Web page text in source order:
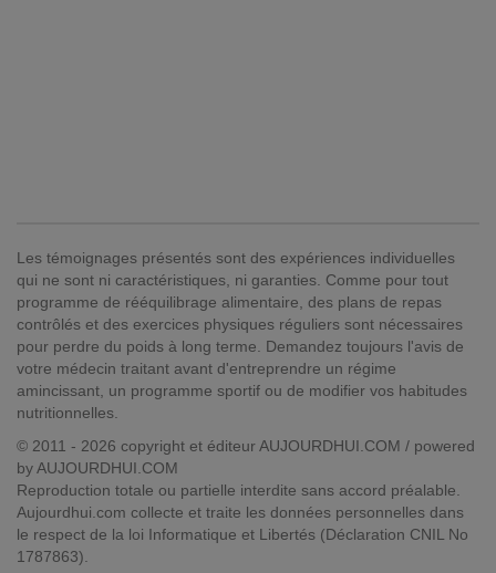
Les témoignages présentés sont des expériences individuelles
qui ne sont ni caractéristiques, ni garanties. Comme pour tout
programme de rééquilibrage alimentaire, des plans de repas
contrôlés et des exercices physiques réguliers sont nécessaires
pour perdre du poids à long terme. Demandez toujours l'avis de
votre médecin traitant avant d'entreprendre un régime
amincissant, un programme sportif ou de modifier vos habitudes
nutritionnelles.
© 2011 - 2026 copyright et éditeur AUJOURDHUI.COM / powered
by AUJOURDHUI.COM
Reproduction totale ou partielle interdite sans accord préalable.
Aujourdhui.com collecte et traite les données personnelles dans
le respect de la loi Informatique et Libertés (Déclaration CNIL No
1787863).